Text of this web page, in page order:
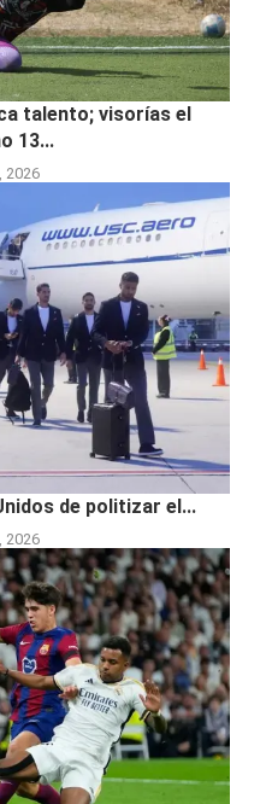
talento; visorías el
13...
2026
de politizar el...
2026